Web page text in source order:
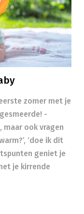
zomer met je
-
maar ook vragen
‘doe ik dit
geniet je
je kirrende